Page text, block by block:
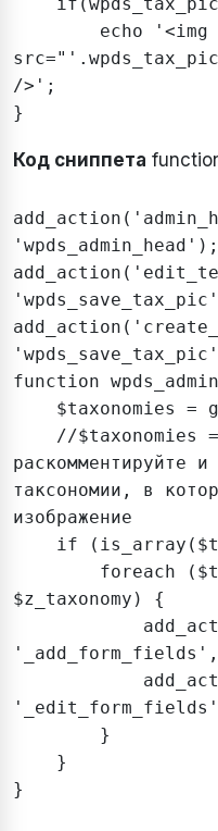
/>';
}
Код сниппета
'wpds_admin_head');
function
раскомментируйте
таксономии, в
изображение
$z_taxonomy) {
}